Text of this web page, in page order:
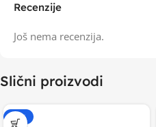
Recenzije
Još nema recenzija.
Slični proizvodi
-20%